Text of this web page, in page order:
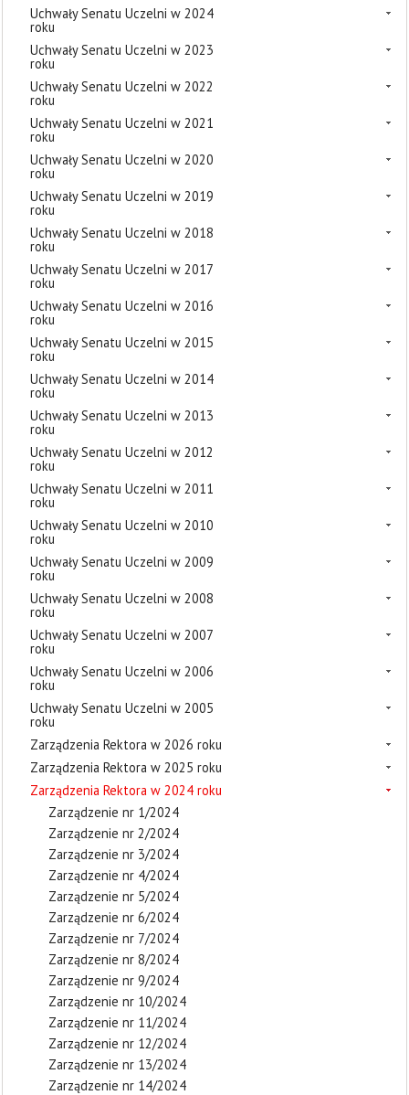
Uchwały Senatu Uczelni w 2024
roku
Uchwały Senatu Uczelni w 2023
roku
Uchwały Senatu Uczelni w 2022
roku
Uchwały Senatu Uczelni w 2021
roku
Uchwały Senatu Uczelni w 2020
roku
Uchwały Senatu Uczelni w 2019
roku
Uchwały Senatu Uczelni w 2018
roku
Uchwały Senatu Uczelni w 2017
roku
Uchwały Senatu Uczelni w 2016
roku
Uchwały Senatu Uczelni w 2015
roku
Uchwały Senatu Uczelni w 2014
roku
Uchwały Senatu Uczelni w 2013
roku
Uchwały Senatu Uczelni w 2012
roku
Uchwały Senatu Uczelni w 2011
roku
Uchwały Senatu Uczelni w 2010
roku
Uchwały Senatu Uczelni w 2009
roku
Uchwały Senatu Uczelni w 2008
roku
Uchwały Senatu Uczelni w 2007
roku
Uchwały Senatu Uczelni w 2006
roku
Uchwały Senatu Uczelni w 2005
roku
Zarządzenia Rektora w 2026 roku
Zarządzenia Rektora w 2025 roku
Zarządzenia Rektora w 2024 roku
Zarządzenie nr 1/2024
Zarządzenie nr 2/2024
Zarządzenie nr 3/2024
Zarządzenie nr 4/2024
Zarządzenie nr 5/2024
Zarządzenie nr 6/2024
Zarządzenie nr 7/2024
Zarządzenie nr 8/2024
Zarządzenie nr 9/2024
Zarządzenie nr 10/2024
Zarządzenie nr 11/2024
Zarządzenie nr 12/2024
Zarządzenie nr 13/2024
Zarządzenie nr 14/2024